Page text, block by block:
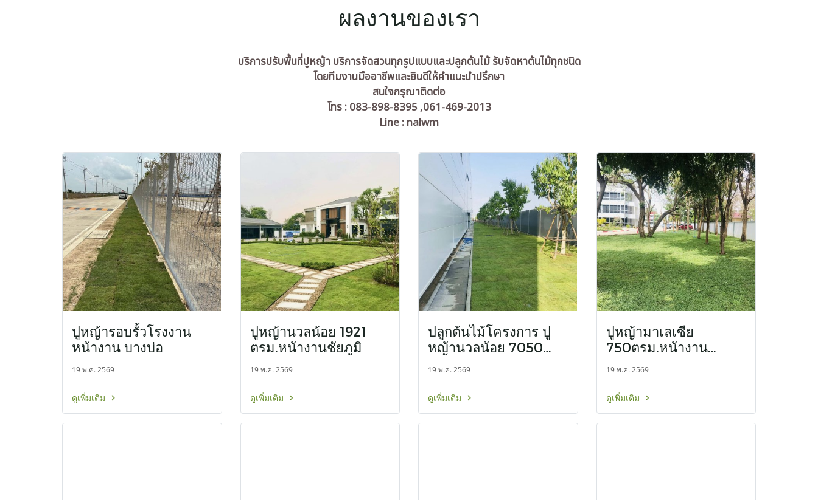
ผลงานของเรา
บริการปรับพื้นที่ปูหญ้า บริการจัดสวนทุกรูปแบบและปลูกต้นไม้ รับจัดหาต้นไม้ทุกชนิด
โดยทีมงานมืออาชีพและยินดีให้คำแนะนำปรึกษา
สนใจกรุณาติดต่อ
โทร : 083-898-8395 ,061-469-2013
Line : nalwm
ปูหญ้ารอบรั้วโรงงาน
หน้างาน บางบ่อ
19 พ.ค. 2569
ดูเพิ่มเติม
ปูหญ้านวลน้อย 1921
ตรม.หน้างานชัยภูมิ
19 พ.ค. 2569
ดูเพิ่มเติม
ปลูกต้นไม้โครงการ ปู
หญ้านวลน้อย 7050
19 พ.ค. 2569
ดูเพิ่มเติม
ปูหญ้ามาเลเซีย
750ตรม.หน้างาน
19 พ.ค. 2569
ดูเพิ่มเติม